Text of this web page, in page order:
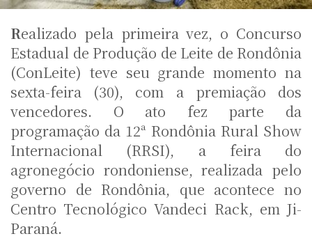
Realizado pela primeira vez, o Concurso
Estadual de Produção de Leite de Rondônia
(ConLeite) teve seu grande momento na
sexta-feira (30), com a premiação dos
vencedores. O ato fez parte da
programação da 12ª Rondônia Rural Show
Internacional (RRSI), a feira do
agronegócio rondoniense, realizada pelo
governo de Rondônia, que acontece no
Centro Tecnológico Vandeci Rack, em Ji-
Paraná.